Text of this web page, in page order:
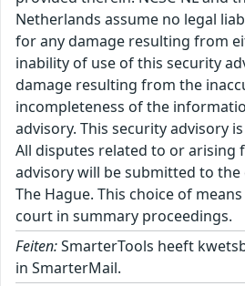
Netherlands assume no legal
for any damage resulting from
inability of use of this security
damage resulting from the
incompleteness of the
advisory. This security advisory
All disputes related to or arising
advisory will be submitted to
The Hague. This choice of
court in summary proceedings.
Feiten:SmarterTools heeft
in SmarterMail.